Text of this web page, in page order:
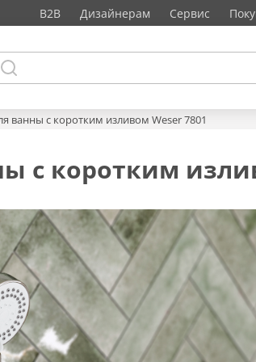
B2B Дизайнерам Сервис
ванны с коротким изливом Weser 7801
с коротким